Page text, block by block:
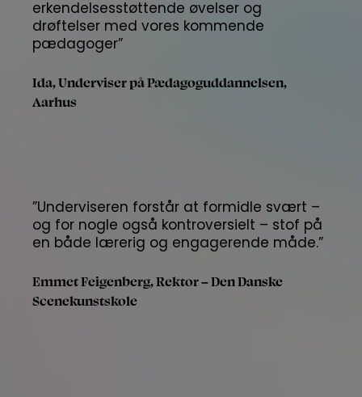
erkendelsesstøttende øvelser og
drøftelser med vores kommende
pædagoger”
Ida, Underviser på Pædagoguddannelsen,
Aarhus
”Underviseren forstår at formidle svært –
og for nogle også kontroversielt – stof på
en både lærerig og engagerende måde.”
Emmet Feigenberg,Rektor – Den Danske
Scenekunstskole